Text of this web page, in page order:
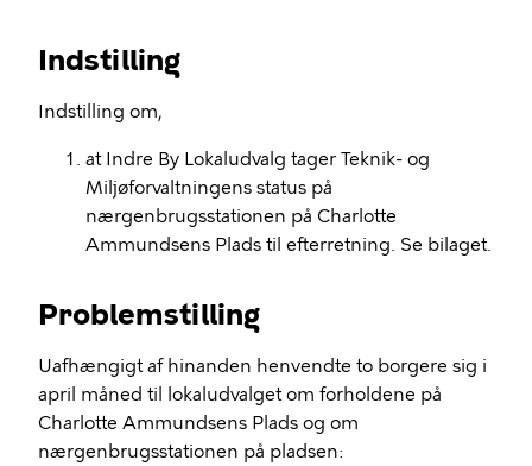
Indstilling
Indstilling om,
at Indre By Lokaludvalg tager Teknik- og
Miljøforvaltningens status på
nærgenbrugsstationen på Charlotte
Ammundsens Plads til efterretning. Se bilaget.
Problemstilling
Uafhængigt af hinanden henvendte to borgere sig i
april måned til lokaludvalget om forholdene på
Charlotte Ammundsens Plads og om
nærgenbrugsstationen på pladsen: